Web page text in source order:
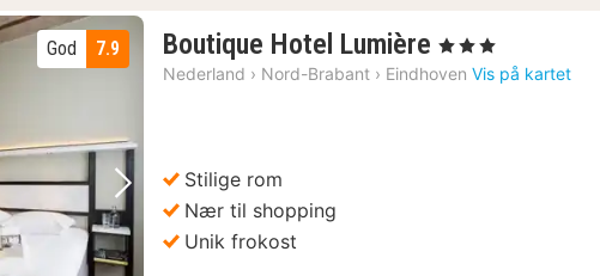
Neste bilde
7.9
God Boutique Hotel Lumière 1
natt
, 3 Stjerner
Nederland › Nord-Brabant › Eindhoven Vis på kartet
Stilige rom
Nær til shopping
Unik frokost